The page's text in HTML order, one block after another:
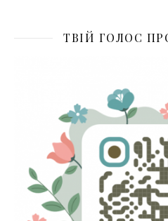
ТВІЙ ГОЛОС